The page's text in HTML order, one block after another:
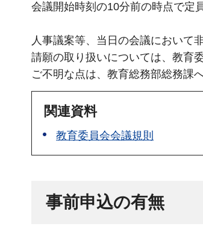
会議開始時刻の10分前の時点で定
人事議案等、当日の会議において
請願の取り扱いについては、教育
ご不明な点は、教育総務部総務課
関連資料
教育委員会会議規則
事前申込の有無